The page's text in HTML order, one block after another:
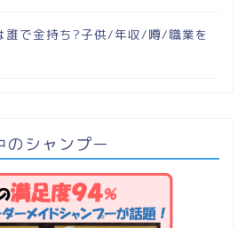
誰で金持ち?子供/年収/噂/職業を
のシャンプー